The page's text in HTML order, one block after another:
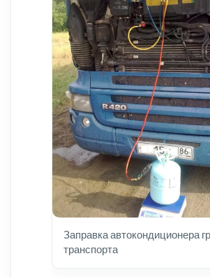
Заправка автокондиционера
транспорта